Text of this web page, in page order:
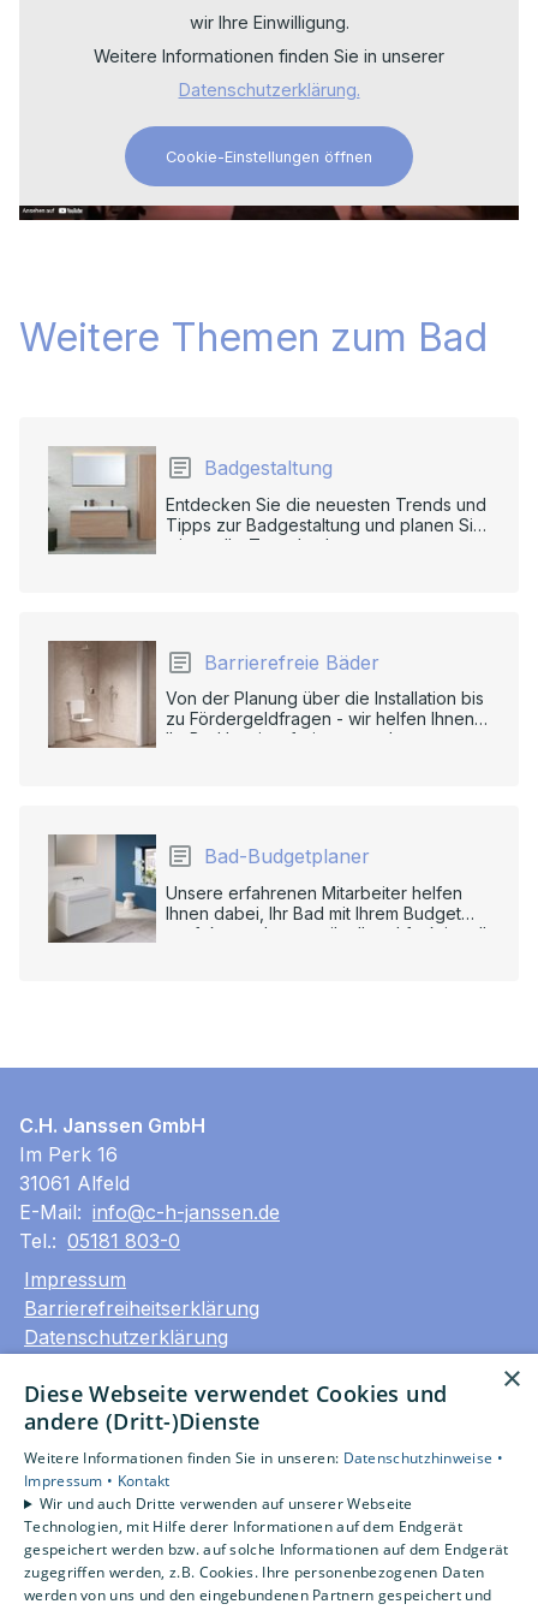
wir Ihre Einwilligung.
Weitere Informationen finden Sie in unserer
Datenschutzerklärung.
Cookie-Einstellungen öffnen
Weitere Themen zum Bad
Badgestaltung
Entdecken Sie die neuesten Trends und
Tipps zur Badgestaltung und planen Sie
mit uns Ihr Traumbad.
Barrierefreie Bäder
Von der Planung über die Installation bis
zu Fördergeldfragen - wir helfen Ihnen,
Ihr Bad barrierefrei zu gestalten.
Bad-Budgetplaner
Unsere erfahrenen Mitarbeiter helfen
Ihnen dabei, Ihr Bad mit Ihrem Budget
perfekt zu planen, stilvoll und funktionell.
C.H. Janssen GmbH
Im Perk 16
31061 Alfeld
E-Mail: info@c-h-janssen.de
Tel.: 05181 803-0
Impressum
Barrierefreiheitserklärung
Datenschutzerklärung
Unsere Bereiche
Privatkunden
Gewerbekunden
Karriere
Unternehmen
Kontakt
×
Diese Webseite verwendet Cookies und
andere (Dritt-)Dienste
Weitere Informationen finden Sie in unseren: Datenschutzhinweise •
Impressum • Kontakt
Wir und auch Dritte verwenden auf unserer Webseite
Technologien, mit Hilfe derer Informationen auf dem Endgerät
gespeichert werden bzw. auf solche Informationen auf dem Endgerät
zugegriffen werden, z.B. Cookies. Ihre personenbezogenen Daten
werden von uns und den eingebundenen Partnern gespeichert und